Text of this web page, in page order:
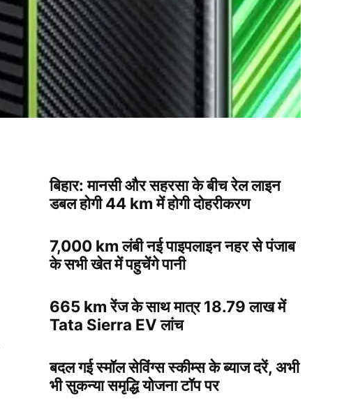
बिहार: मानसी और सहरसा के बीच रेल लाइन
डबल होगी 44 km में होगी दोहरीकरण
7,000 km लंबी नई पाइपलाइन नहर से पंजाब
के सभी खेत में पहुचेंगे पानी
665 km रेंज के साथ मात्र 18.79 लाख में
Tata Sierra EV लांच
बदल गई स्मॉल सेविंग्स स्कीम्स के ब्याज दरें, अभी
भी सुकन्या समृद्धि योजना टॉप पर